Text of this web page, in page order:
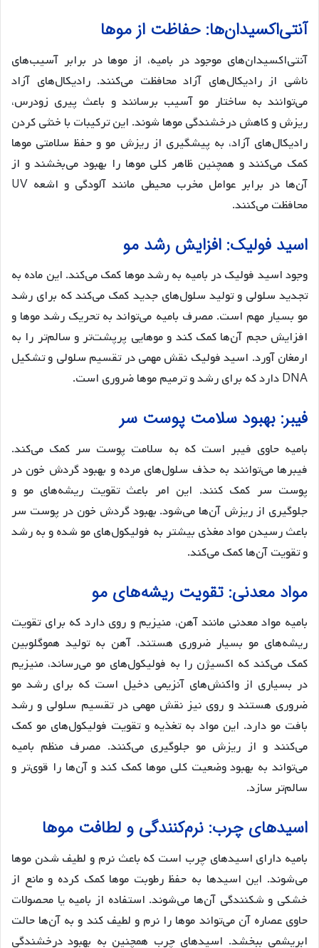
آنتی‌اکسیدان‌ها: حفاظت از موها
آنتی‌اکسیدان‌های موجود در بامیه، از موها در برابر آسیب‌های
ناشی از رادیکال‌های آزاد محافظت می‌کنند. رادیکال‌های آزاد
می‌توانند به ساختار مو آسیب برسانند و باعث پیری زودرس،
ریزش و کاهش درخشندگی موها شوند. این ترکیبات با خنثی کردن
رادیکال‌های آزاد، به پیشگیری از ریزش مو و حفظ سلامتی موها
کمک می‌کنند و همچنین ظاهر کلی موها را بهبود می‌بخشند و از
آن‌ها در برابر عوامل مخرب محیطی مانند آلودگی و اشعه UV
محافظت می‌کنند.
اسید فولیک: افزایش رشد مو
وجود اسید فولیک در بامیه به رشد موها کمک می‌کند. این ماده به
تجدید سلولی و تولید سلول‌های جدید کمک می‌کند که برای رشد
مو بسیار مهم است. مصرف بامیه می‌تواند به تحریک رشد موها و
افزایش حجم آن‌ها کمک کند و موهایی پرپشت‌تر و سالم‌تر را به
ارمغان آورد. اسید فولیک نقش مهمی در تقسیم سلولی و تشکیل
DNA دارد که برای رشد و ترمیم موها ضروری است.
فیبر: بهبود سلامت پوست سر
بامیه حاوی فیبر است که به سلامت پوست سر کمک می‌کند.
فیبرها می‌توانند به حذف سلول‌های مرده و بهبود گردش خون در
پوست سر کمک کنند. این امر باعث تقویت ریشه‌های مو و
جلوگیری از ریزش آن‌ها می‌شود. بهبود گردش خون در پوست سر
باعث رسیدن مواد مغذی بیشتر به فولیکول‌های مو شده و به رشد
و تقویت آن‌ها کمک می‌کند.
مواد معدنی: تقویت ریشه‌های مو
بامیه مواد معدنی مانند آهن، منیزیم و روی دارد که برای تقویت
ریشه‌های مو بسیار ضروری هستند. آهن به تولید هموگلوبین
کمک می‌کند که اکسیژن را به فولیکول‌های مو می‌رساند، منیزیم
در بسیاری از واکنش‌های آنزیمی دخیل است که برای رشد مو
ضروری هستند و روی نیز نقش مهمی در تقسیم سلولی و رشد
بافت مو دارد. این مواد به تغذیه و تقویت فولیکول‌های مو کمک
می‌کنند و از ریزش مو جلوگیری می‌کنند. مصرف منظم بامیه
می‌تواند به بهبود وضعیت کلی موها کمک کند و آن‌ها را قوی‌تر و
سالم‌تر سازد.
اسیدهای چرب: نرم‌کنندگی و لطافت موها
بامیه دارای اسیدهای چرب است که باعث نرم و لطیف شدن موها
می‌شوند. این اسیدها به حفظ رطوبت موها کمک کرده و مانع از
خشکی و شکنندگی آن‌ها می‌شوند. استفاده از بامیه یا محصولات
حاوی عصاره آن می‌تواند موها را نرم و لطیف کند و به آن‌ها حالت
ابریشمی ببخشد. اسیدهای چرب همچنین به بهبود درخشندگی